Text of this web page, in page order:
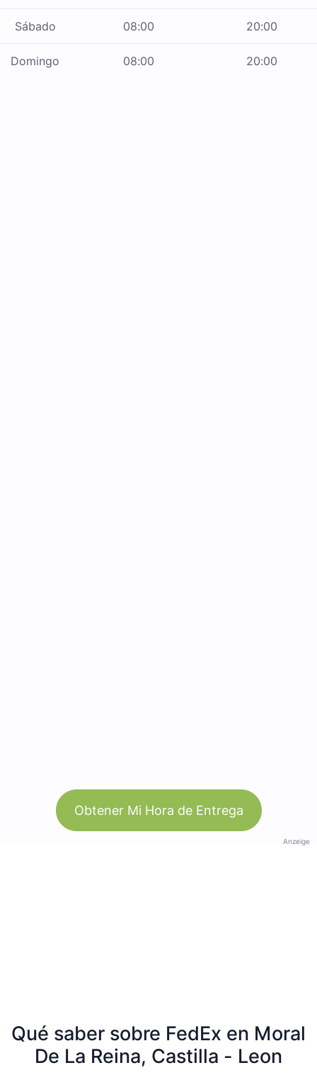
Sábado 08:00 20:00
Domingo 08:00 20:00
Obtener Mi Hora de Entrega
Anzeige
Qué saber sobre FedEx en Moral
De La Reina, Castilla - Leon